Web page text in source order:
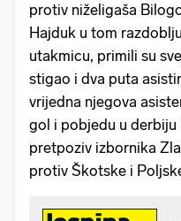
protiv niželigaša
Hajduk u tom
utakmicu, primili su
stigao i dva puta
vrijedna njegova
gol i pobjedu u derbiju
pretpoziv izbornika
protiv Škotske i